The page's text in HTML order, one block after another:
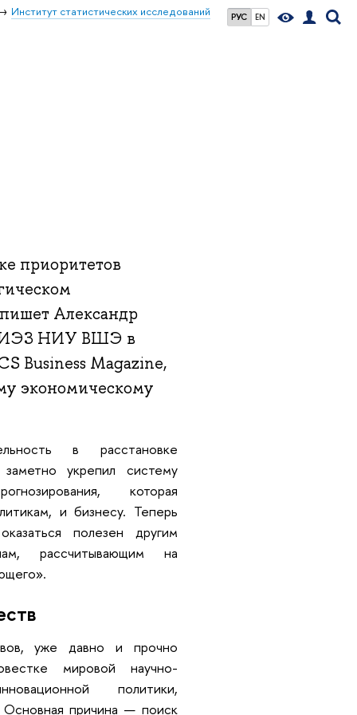
РУС EN
Институт статистических исследований
приоритетов
Александр
НИУ ВШЭ в
Business Magazine,
экономическому
в расстановке
заметно укрепил систему
которая
и бизнесу. Теперь
полезен другим
рассчитывающим на
уже давно и прочно
мировой научно-
политики,
Основная причина — поиск